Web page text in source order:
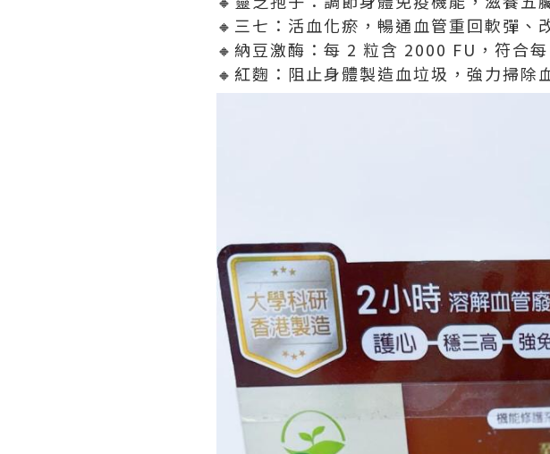
🔸三七：活血化瘀，暢通血管重回軟彈、
🔸納豆激酶：每 2 粒含 2000 FU，符合
🔸紅麴：阻止身體製造血垃圾，強力掃除